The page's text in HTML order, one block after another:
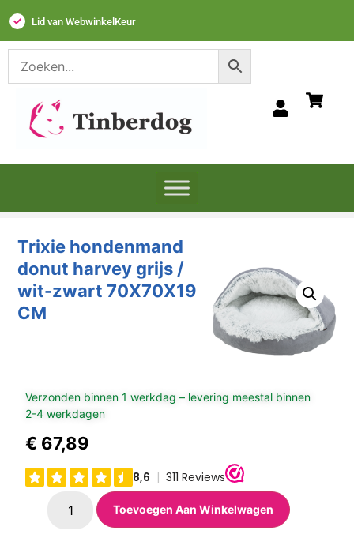
Lid van WebwinkelKeur
Trixie hondenmand
donut harvey grijs /
wit-zwart 70X70X19
CM
Verzonden binnen 1 werkdag – levering meestal binnen
2-4 werkdagen
€ 67,89
Toevoegen Aan Winkelwagen